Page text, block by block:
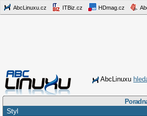
AbcLinuxu.cz ITBiz.cz HDmag.cz
AbcLinuxu
Styl